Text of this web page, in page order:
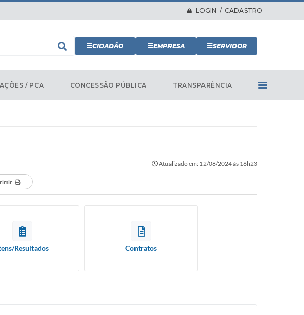
LOGIN / CADASTRO
CIDADÃO EMPRESA SERVIDOR
/ PCA CONCESSÃO PÚBLICA TRANSPARÊNCIA
Atualizado em: 12/08/2024 às 16h23
Resultados Contratos